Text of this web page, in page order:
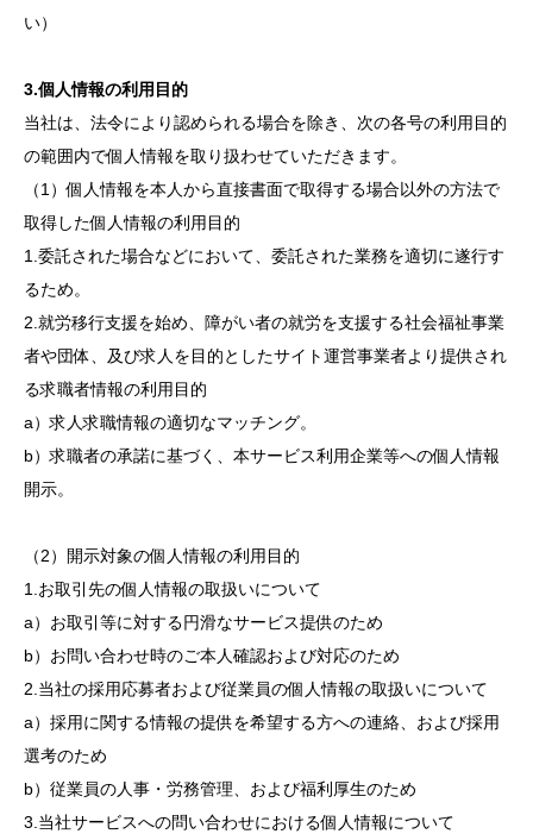
い）
3.個人情報の利用目的
当社は、法令により認められる場合を除き、次の各号の利用目的
の範囲内で個人情報を取り扱わせていただきます。
（1）個人情報を本人から直接書面で取得する場合以外の方法で
取得した個人情報の利用目的
1.委託された場合などにおいて、委託された業務を適切に遂行す
るため。
2.就労移行支援を始め、障がい者の就労を支援する社会福祉事業
者や団体、及び求人を目的としたサイト運営事業者より提供され
る求職者情報の利用目的
a）求人求職情報の適切なマッチング。
b）求職者の承諾に基づく、本サービス利用企業等への個人情報
開示。
（2）開示対象の個人情報の利用目的
1.お取引先の個人情報の取扱いについて
a）お取引等に対する円滑なサービス提供のため
b）お問い合わせ時のご本人確認および対応のため
2.当社の採用応募者および従業員の個人情報の取扱いについて
a）採用に関する情報の提供を希望する方への連絡、および採用
選考のため
b）従業員の人事・労務管理、および福利厚生のため
3.当社サービスへの問い合わせにおける個人情報について